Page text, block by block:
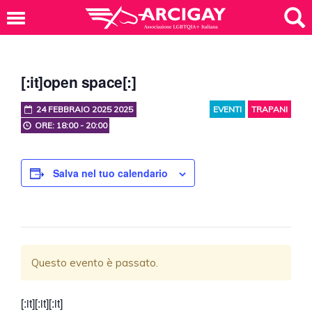
[:it]open space[:]
EVENTI TRAPANI
24 FEBBRAIO 2025 2025
ORE: 18:00 - 20:00
Salva nel tuo calendario
Questo evento è passato.
[:it][:it][:it]